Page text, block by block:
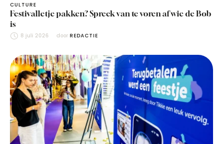
CULTURE
Festivalletje pakken? Spreek van te voren af wie de Bob
is
8 juli 2026 door REDACTIE